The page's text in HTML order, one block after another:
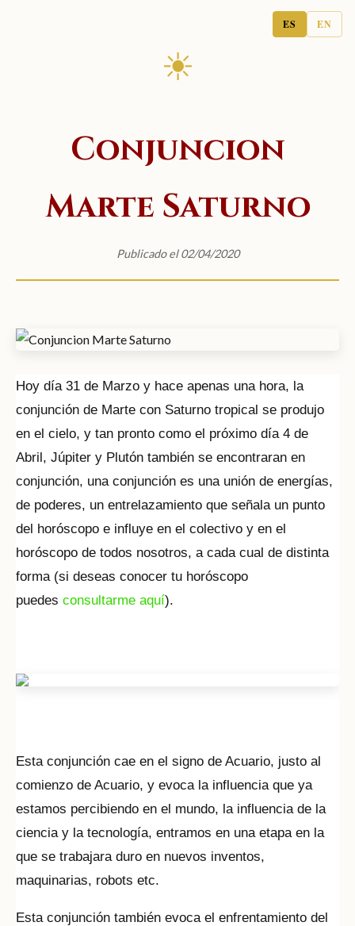
ES EN
☀
Conjuncion
Marte Saturno
Publicado el 02/04/2020
Hoy día 31 de Marzo y hace apenas una hora, la
conjunción de Marte con Saturno tropical se produjo
en el cielo, y tan pronto como el próximo día 4 de
Abril, Júpiter y Plutón también se encontraran en
conjunción, una conjunción es una unión de energías,
de poderes, un entrelazamiento que señala un punto
del horóscopo e influye en el colectivo y en el
horóscopo de todos nosotros, a cada cual de distinta
forma (si deseas conocer tu horóscopo
puedes consultarme aquí).
Esta conjunción cae en el signo de Acuario, justo al
comienzo de Acuario, y evoca la influencia que ya
estamos percibiendo en el mundo, la influencia de la
ciencia y la tecnología, entramos en una etapa en la
que se trabajara duro en nuevos inventos,
maquinarias, robots etc.
Esta conjunción también evoca el enfrentamiento del